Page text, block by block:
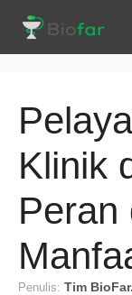
isi
Klinik
Peran
Penulis: Tim